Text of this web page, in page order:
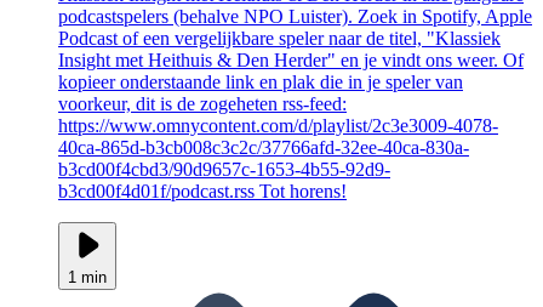
podcastspelers (behalve NPO Luister). Zoek in Spotify, Apple
Podcast of een vergelijkbare speler naar de titel, "Klassiek
Insight met Heithuis & Den Herder" en je vindt ons weer. Of
kopieer onderstaande link en plak die in je speler van
voorkeur, dit is de zogeheten rss-feed:
https://www.omnycontent.com/d/playlist/2c3e3009-4078-
40ca-865d-b3cb008c3c2c/37766afd-32ee-40ca-830a-
b3cd00f4cbd3/90d9657c-1653-4b55-92d9-
b3cd00f4d01f/podcast.rss Tot horens!
1 min